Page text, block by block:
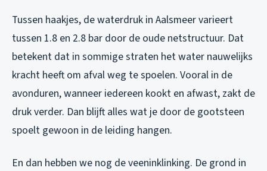
Tussen haakjes, de waterdruk in Aalsmeer varieert
tussen 1.8 en 2.8 bar door de oude netstructuur. Dat
betekent dat in sommige straten het water nauwelijks
kracht heeft om afval weg te spoelen. Vooral in de
avonduren, wanneer iedereen kookt en afwast, zakt de
druk verder. Dan blijft alles wat je door de gootsteen
spoelt gewoon in de leiding hangen.
En dan hebben we nog de veeninklinking. De grond in